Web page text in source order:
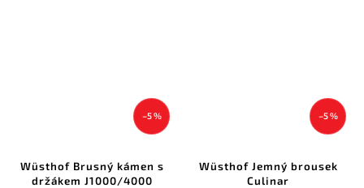
–5 %
Wüsthof Brusný kámen s
držákem J1000/4000
–5 %
Wüsthof Jemný brousek
Culinar